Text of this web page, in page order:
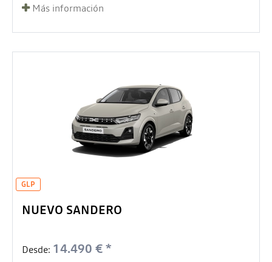
Más información
GLP
NUEVO SANDERO
Desde: 14.490 € *